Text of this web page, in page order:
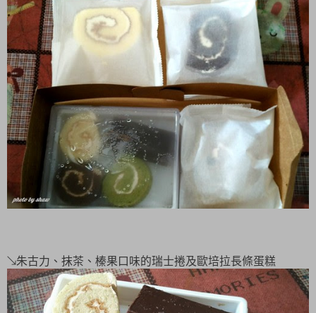
↘朱古力、抹茶、榛果口味的瑞士捲及歐培拉長條蛋糕